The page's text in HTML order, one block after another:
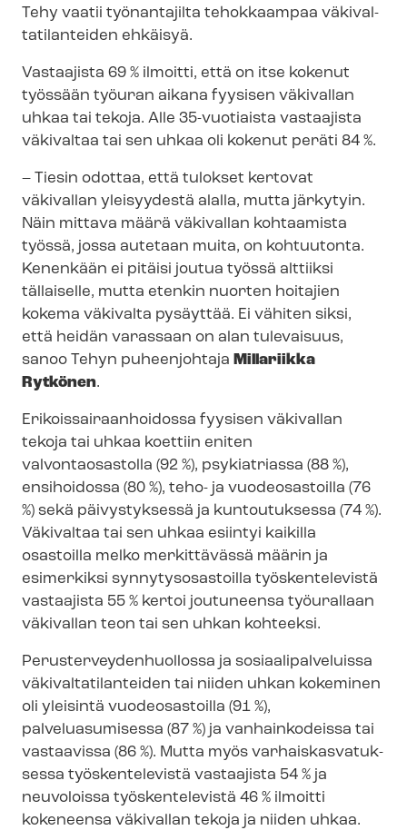
Tehy vaatii työnantajilta tehokkaampaa vä­ki­val­
ta­ti­lan­tei­den ehkäisyä.
Vastaajista 69 % ilmoitti, että on itse kokenut
työssään työuran aikana fyysisen väkivallan
uhkaa tai tekoja. Alle 35-vuotiaista vastaajista
väkivaltaa tai sen uhkaa oli kokenut peräti 84 %.
– Tiesin odottaa, että tulokset kertovat
väkivallan yleisyydestä alalla, mutta järkytyin.
Näin mittava määrä väkivallan kohtaamista
työssä, jossa autetaan muita, on kohtuutonta.
Kenenkään ei pitäisi joutua työssä alttiiksi
tällaiselle, mutta etenkin nuorten hoitajien
kokema väkivalta pysäyttää. Ei vähiten siksi,
että heidän varassaan on alan tulevaisuus,
sanoo Tehyn puheenjohtaja Millariikka
Rytkönen.
Eri­kois­sai­raan­hoi­dos­sa fyysisen väkivallan
tekoja tai uhkaa koettiin eniten
valvontaosastolla (92 %), psykiatriassa (88 %),
ensihoidossa (80 %), teho- ja vuodeosastoilla (76
%) sekä päivystyksessä ja kuntoutuksessa (74 %).
Väkivaltaa tai sen uhkaa esiintyi kaikilla
osastoilla melko merkittävässä määrin ja
esimerkiksi syn­ny­tys­osas­toil­la työskentelevistä
vastaajista 55 % kertoi joutuneensa työurallaan
väkivallan teon tai sen uhkan kohteeksi.
Pe­rus­ter­vey­den­huol­los­sa ja so­si­aa­li­pal­ve­luis­sa
vä­ki­val­ta­ti­lan­tei­den tai niiden uhkan kokeminen
oli yleisintä vuodeosastoilla (91 %),
palveluasumisessa (87 %) ja vanhainkodeissa tai
vastaavissa (86 %). Mutta myös var­hais­kas­va­tuk­
ses­sa työskentelevistä vastaajista 54 % ja
neuvoloissa työskentelevistä 46 % ilmoitti
kokeneensa väkivallan tekoja ja niiden uhkaa.